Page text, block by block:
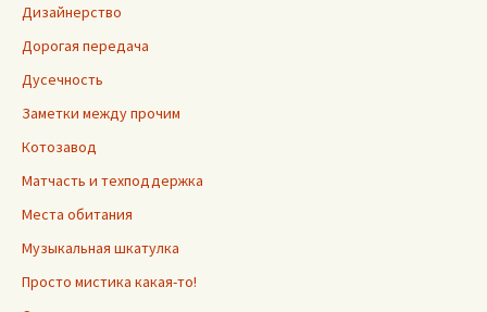
Дизайнерство
Дорогая передача
Дусечность
Заметки между прочим
Котозавод
Матчасть и техподдержка
Места обитания
Музыкальная шкатулка
Просто мистика какая-то!